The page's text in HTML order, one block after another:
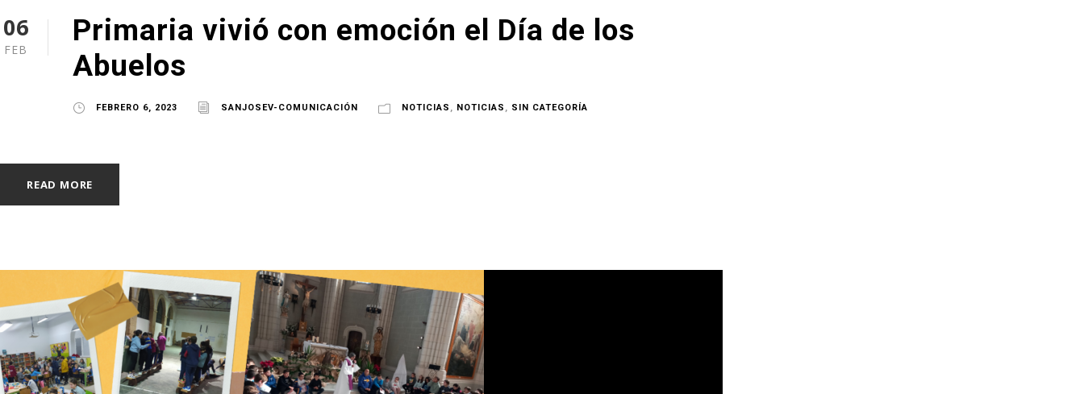
06
FEB
Primaria vivió con emoción el Día de los
Abuelos
FEBRERO 6, 2023 SANJOSEV-COMUNICACIÓN NOTICIAS , NOTICIAS , SIN CATEGORÍA
READ MORE